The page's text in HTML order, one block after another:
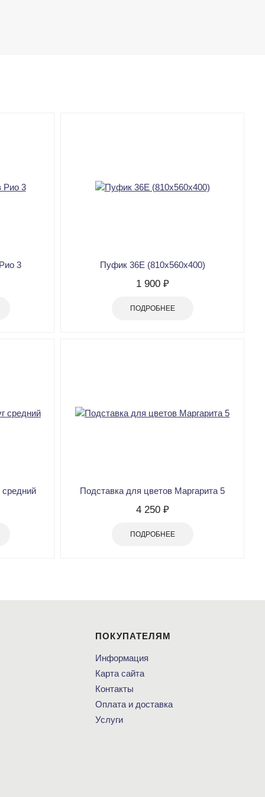
3 Пуфик 36Е (810х560х400)
1 900 ₽
ПОДРОБНЕЕ
средний Подставка для цветов Маргарита 5
4 250 ₽
ПОДРОБНЕЕ
ПОКУПАТЕЛЯМ
Информация
Карта сайта
Контакты
Оплата и доставка
Услуги